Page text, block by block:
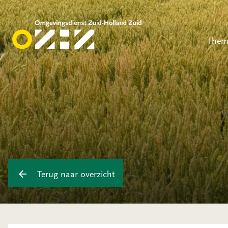
Terug naar overzicht